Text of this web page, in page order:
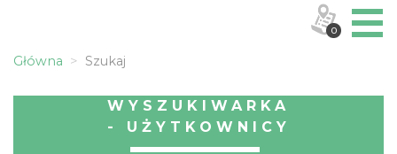
Główna Szukaj
WYSZUKIWARKA
- UŻYTKOWNICY
0